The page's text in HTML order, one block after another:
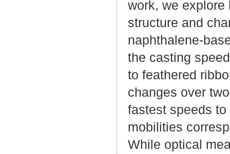
work, we
structure and
naphthalene-
the casting
to feathered
changes over
fastest speeds
mobilities
While optical